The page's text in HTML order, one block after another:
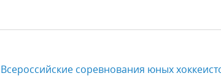
Всероссийские соревнования юных